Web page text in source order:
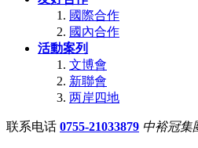
國際合作
國內合作
活動案列
文博會
新聯會
两岸四地
联系电话 0755-21033879 中裕冠集